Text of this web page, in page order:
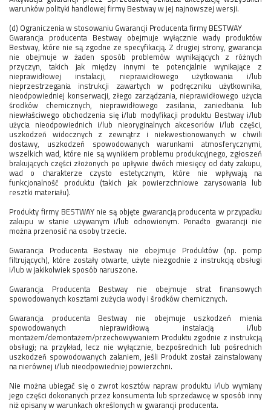
warunków polityki handlowej firmy Bestway w jej najnowszej wersji.
(d) Ograniczenia w stosowaniu Gwarancji Producenta firmy BESTWAY
Gwarancja producenta Bestway obejmuje wyłącznie wady produktów
Bestway, które nie są zgodne ze specyfikacją. Z drugiej strony, gwarancja
nie obejmuje w żaden sposób problemów wynikających z różnych
przyczyn, takich jak między innymi te potencjalnie wynikające z
nieprawidłowej instalacji, nieprawidłowego użytkowania i/lub
nieprzestrzegania instrukcji zawartych w podręczniku użytkownika,
nieodpowiedniej konserwacji, złego zarządzania, nieprawidłowego użycia
środków chemicznych, nieprawidłowego zasilania, zaniedbania lub
niewłaściwego obchodzenia się i/lub modyfikacji produktu Bestway i/lub
użycia nieodpowiednich i/lub nieoryginalnych akcesoriów i/lub części,
uszkodzeń widocznych z zewnątrz i niekwestionowanych w chwili
dostawy, uszkodzeń spowodowanych warunkami atmosferycznymi,
wszelkich wad, które nie są wynikiem problemu produkcyjnego, zgłoszeń
brakujących części złożonych po upływie dwóch miesięcy od daty zakupu,
wad o charakterze czysto estetycznym, które nie wpływają na
funkcjonalność produktu (takich jak powierzchniowe zarysowania lub
resztki materiału).
Produkty firmy BESTWAY nie są objęte gwarancją producenta w przypadku
zakupu w stanie używanym i/lub odnowionym. Ponadto gwarancji nie
można przenosić na osoby trzecie.
Gwarancja Producenta Bestway nie obejmuje Produktów (np. pomp
filtrujących), które zostały otwarte, użyte niezgodnie z instrukcją obsługi
i/lub w jakikolwiek sposób naruszone.
Gwarancja Producenta Bestway nie obejmuje strat finansowych
spowodowanych kosztami zużycia wody i środków chemicznych.
Gwarancja producenta Bestway nie obejmuje uszkodzeń mienia
spowodowanych nieprawidłową instalacją i/lub
montażem/demontażem/przechowywaniem Produktu zgodnie z instrukcją
obsługi; na przykład, lecz nie wyłącznie, bezpośrednich lub pośrednich
uszkodzeń spowodowanych zalaniem, jeśli Produkt został zainstalowany
na nierównej i/lub nieodpowiedniej powierzchni.
Nie można ubiegać się o zwrot kosztów napraw produktu i/lub wymiany
jego części dokonanych przez konsumenta lub sprzedawcę w sposób inny
niż opisany w warunkach określonych w gwarancji producenta.